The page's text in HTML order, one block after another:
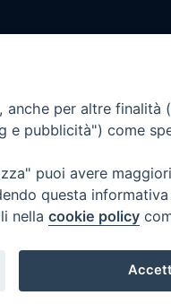
Uffici:
ore 09:30 – 12:30
per altre finalità
e pubblicità") come
puoi avere
questa
nella cookie policy